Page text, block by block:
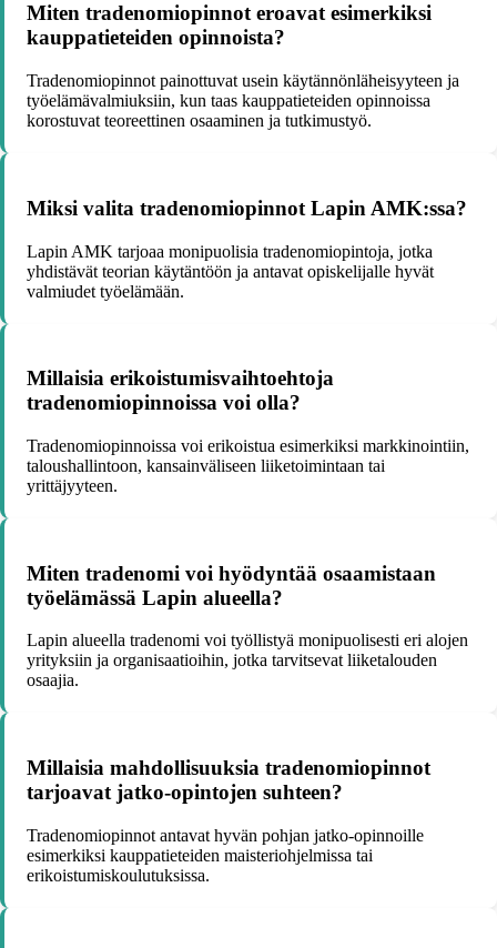
Miten tradenomiopinnot eroavat esimerkiksi
kauppatieteiden opinnoista?
Tradenomiopinnot painottuvat usein käytännönläheisyyteen ja
työelämävalmiuksiin, kun taas kauppatieteiden opinnoissa
korostuvat teoreettinen osaaminen ja tutkimustyö.
Miksi valita tradenomiopinnot Lapin AMK:ssa?
Lapin AMK tarjoaa monipuolisia tradenomiopintoja, jotka
yhdistävät teorian käytäntöön ja antavat opiskelijalle hyvät
valmiudet työelämään.
Millaisia erikoistumisvaihtoehtoja
tradenomiopinnoissa voi olla?
Tradenomiopinnoissa voi erikoistua esimerkiksi markkinointiin,
taloushallintoon, kansainväliseen liiketoimintaan tai
yrittäjyyteen.
Miten tradenomi voi hyödyntää osaamistaan
työelämässä Lapin alueella?
Lapin alueella tradenomi voi työllistyä monipuolisesti eri alojen
yrityksiin ja organisaatioihin, jotka tarvitsevat liiketalouden
osaajia.
Millaisia mahdollisuuksia tradenomiopinnot
tarjoavat jatko-opintojen suhteen?
Tradenomiopinnot antavat hyvän pohjan jatko-opinnoille
esimerkiksi kauppatieteiden maisteriohjelmissa tai
erikoistumiskoulutuksissa.